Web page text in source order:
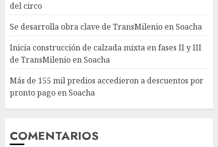
del circo
Se desarrolla obra clave de TransMilenio en Soacha
Inicia construcción de calzada mixta en fases II y III
de TransMilenio en Soacha
Más de 155 mil predios accedieron a descuentos por
pronto pago en Soacha
COMENTARIOS